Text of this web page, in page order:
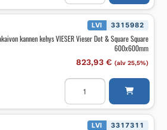
VIESER
Vieser
Square
määrä
LVI 3315982
kannen kehys VIESER Vieser Dot & Square Square
600x600mm
823,93 € (alv 25,5%)
Lattiakaivon
kannen
VIESER
Vieser
LVI 3317311